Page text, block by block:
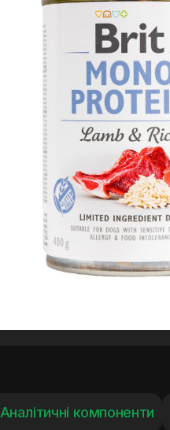
Аналітичні компоненти